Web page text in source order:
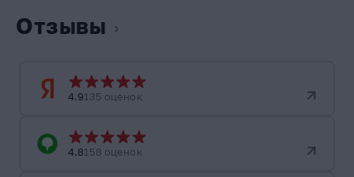
Отзывы
4.9135 оценок
4.8158 оценок